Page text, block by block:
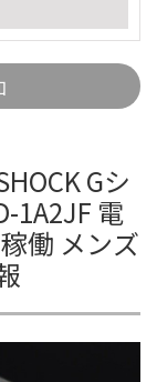
Gシ
1A2JF 電
働 メンズ